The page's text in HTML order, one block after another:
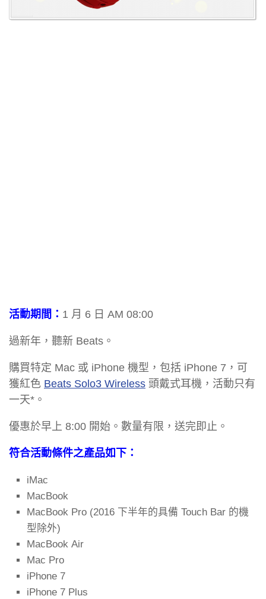
活動期間： 1 月 6 日 AM 08:00
過新年，聽新 Beats。
購買特定 Mac 或 iPhone 機型，包括 iPhone 7，可
獲紅色 Beats Solo3 Wireless 頭戴式耳機，活動只有
一天*。
優惠於早上 8:00 開始。數量有限，送完即止。
符合活動條件之產品如下：
iMac
MacBook
MacBook Pro (2016 下半年的具備 Touch Bar 的機
型除外)
MacBook Air
Mac Pro
iPhone 7
iPhone 7 Plus